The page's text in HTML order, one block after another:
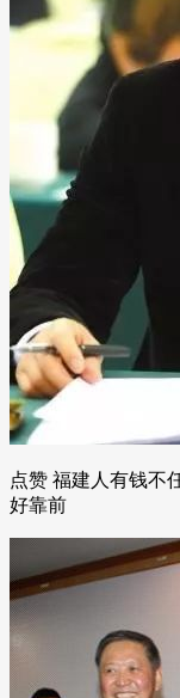
点赞 福建人有钱不
好靠前